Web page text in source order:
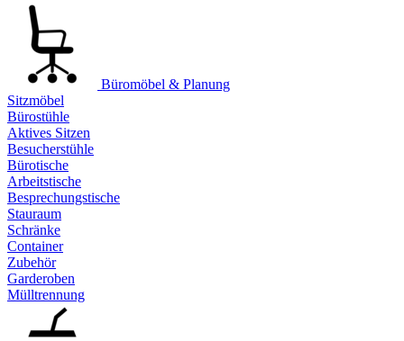
Büromöbel & Planung
Sitzmöbel
Bürostühle
Aktives Sitzen
Besucherstühle
Bürotische
Arbeitstische
Besprechungstische
Stauraum
Schränke
Container
Zubehör
Garderoben
Mülltrennung